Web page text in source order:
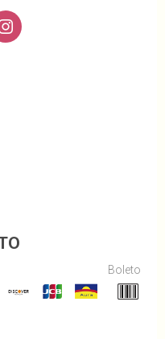
Boleto